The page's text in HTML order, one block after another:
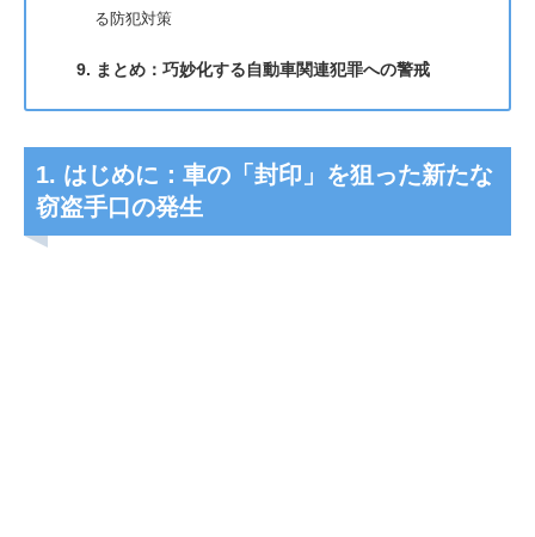
る防犯対策
9. まとめ：巧妙化する自動車関連犯罪への警戒
1. はじめに：車の「封印」を狙った新たな
窃盗手口の発生